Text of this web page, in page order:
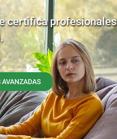
certifica profesionales
AVANZADAS